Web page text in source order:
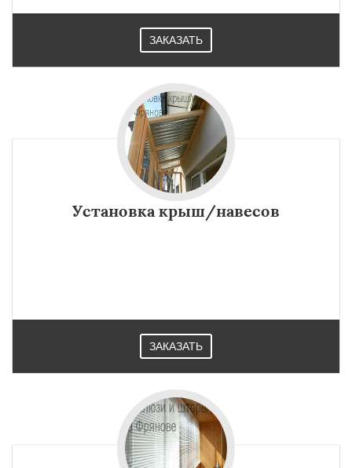
ЗАКАЗАТЬ
Установка крыш/навесов
ЗАКАЗАТЬ